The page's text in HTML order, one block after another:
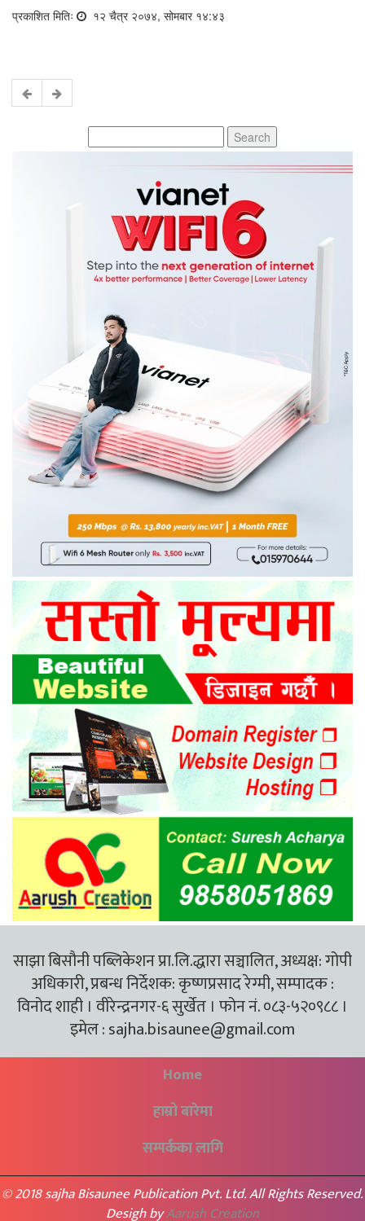
प्रकाशित मितिः १२ चैत्र २०७४, सोमबार १४:४३
for:
साझा बिसौनी पब्लिकेशन प्रा.लि.द्धारा सञ्चालित, अध्यक्ष: गोपी
अधिकारी, प्रबन्ध निर्देशक: कृष्णप्रसाद रेग्मी, सम्पादक :
विनोद शाही । वीरेन्द्रनगर-६ सुर्खेत । फोन नं. ०८३-५२०९८८ ।
इमेल :sajha.bisaunee@gmail.com
Home
हाम्रो बारेमा
सम्पर्कका लागि
© 2018 sajha Bisaunee Publication Pvt. Ltd. All Rights Reserved.
Desigh byAarush Creation